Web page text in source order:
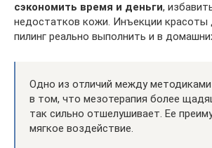
сэкономить время и деньги,
недостатков кожи. Инъекции красоты
пилинг реально выполнить и в
Одно из отличий между
в том, что мезотерапия более
так сильно отшелушивает. Ее
мягкое воздействие.